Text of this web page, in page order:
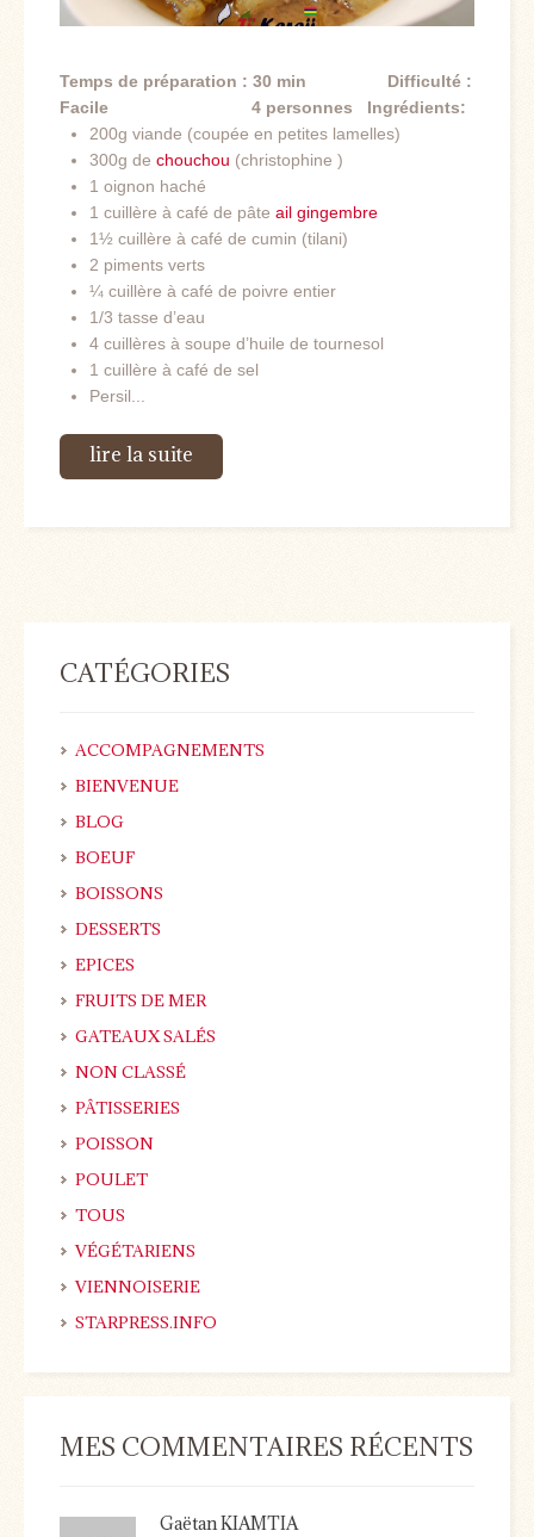
Temps de préparation : 30 min
Difficulté :
Facile
4 personnes
Ingrédients:
200g viande (coupée en petites lamelles)
300g de chouchou (christophine )
1 oignon haché
1 cuillère à café de pâte ail gingembre
1½ cuillère à café de cumin (tilani)
2 piments verts
¼ cuillère à café de poivre entier
1/3 tasse d’eau
4 cuillères à soupe d’huile de tournesol
1 cuillère à café de sel
Persil...
lire la suite
CATÉGORIES
ACCOMPAGNEMENTS
BIENVENUE
BLOG
BOEUF
BOISSONS
DESSERTS
EPICES
FRUITS DE MER
GATEAUX SALÉS
NON CLASSÉ
PÂTISSERIES
POISSON
POULET
TOUS
VÉGÉTARIENS
VIENNOISERIE
STARPRESS.INFO
MES COMMENTAIRES RÉCENTS
Gaëtan KIAMTIA